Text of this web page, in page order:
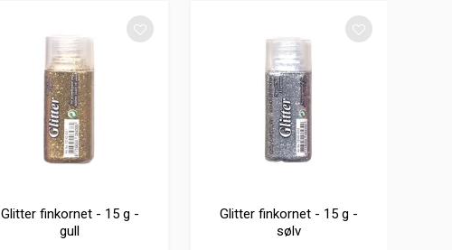
Glitter finkornet - 15 g -
gull
Glitter finkornet - 15 g -
sølv